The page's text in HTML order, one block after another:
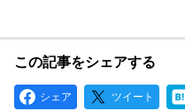
この記事をシェアする
シェア ツイート